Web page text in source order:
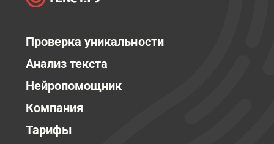
Проверка уникальности
Анализ текста
Нейропомощник
Компания
Тарифы